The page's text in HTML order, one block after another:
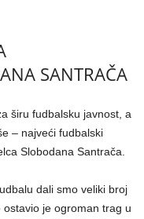
SANTRAČA
širu fudbalsku javnost, a
– najveći fudbalski
Slobodana Santrača.
dali smo veliki broj
je ogroman trag u